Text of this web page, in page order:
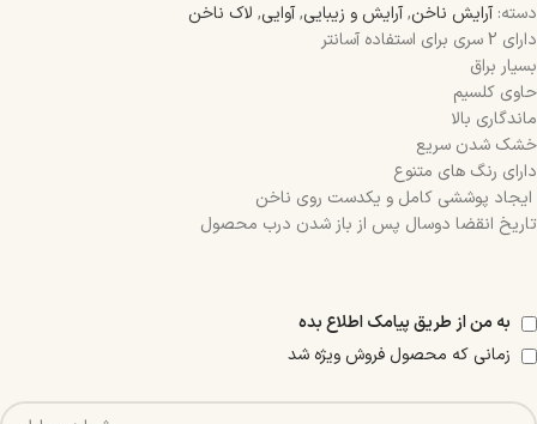
دسته: آرایش ناخن,آرایش و زیبایی,آوایی, لاک ناخن
دارای 2 سری برای استفاده آسانتر
بسیار براق
حاوی کلسیم
ماندگاری بالا
خشک شدن سریع
دارای رنگ های متنوع
ایجاد پوششی کامل و یکدست روی ناخن
تاریخ انقضا دوسال پس از باز شدن درب محصول
به من از طریق پیامک اطلاع بده
زمانی که محصول فروش ویژه شد